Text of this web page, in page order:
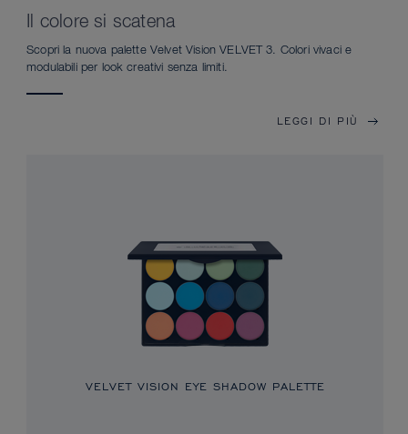
Il colore si scatena
Scopri la nuova palette Velvet Vision VELVET 3. Colori vivaci e
modulabili per look creativi senza limiti.
LEGGI DI PIÙ
VELVET VISION EYE SHADOW PALETTE